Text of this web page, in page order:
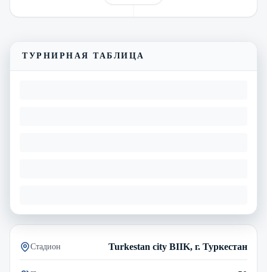
ТУРНИРНАЯ ТАБЛИЦА
Стадион Turkestan city BIIK, г. Туркестан